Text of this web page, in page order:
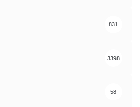
831
3398
58